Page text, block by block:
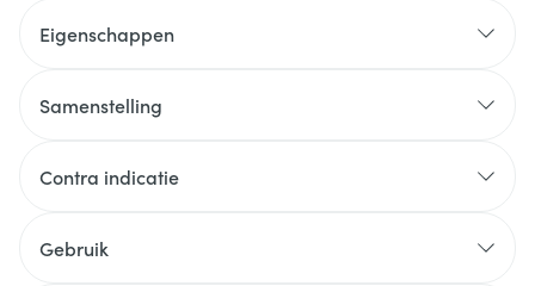
Eigenschappen
Samenstelling
Contra indicatie
Gebruik